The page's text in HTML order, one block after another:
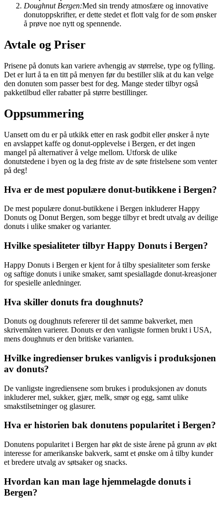
Doughnut Bergen:Med sin trendy atmosfære og innovative
donutoppskrifter, er dette stedet et flott valg for de som ønsker
å prøve noe nytt og spennende.
Avtale og Priser
Prisene på donuts kan variere avhengig av størrelse, type og fylling.
Det er lurt å ta en titt på menyen før du bestiller slik at du kan velge
den donuten som passer best for deg. Mange steder tilbyr også
pakketilbud eller rabatter på større bestillinger.
Oppsummering
Uansett om du er på utkikk etter en rask godbit eller ønsker å nyte
en avslappet kaffe og donut-opplevelse i Bergen, er det ingen
mangel på alternativer å velge mellom. Utforsk de ulike
donutstedene i byen og la deg friste av de søte fristelsene som venter
på deg!
Hva er de mest populære donut-butikkene i Bergen?
De mest populære donut-butikkene i Bergen inkluderer Happy
Donuts og Donut Bergen, som begge tilbyr et bredt utvalg av deilige
donuts i ulike smaker og varianter.
Hvilke spesialiteter tilbyr Happy Donuts i Bergen?
Happy Donuts i Bergen er kjent for å tilby spesialiteter som ferske
og saftige donuts i unike smaker, samt spesiallagde donut-kreasjoner
for spesielle anledninger.
Hva skiller donuts fra doughnuts?
Donuts og doughnuts refererer til det samme bakverket, men
skrivemåten varierer. Donuts er den vanligste formen brukt i USA,
mens doughnuts er den britiske varianten.
Hvilke ingredienser brukes vanligvis i produksjonen
av donuts?
De vanligste ingrediensene som brukes i produksjonen av donuts
inkluderer mel, sukker, gjær, melk, smør og egg, samt ulike
smakstilsetninger og glasurer.
Hva er historien bak donutens popularitet i Bergen?
Donutens popularitet i Bergen har økt de siste årene på grunn av økt
interesse for amerikanske bakverk, samt et ønske om å tilby kunder
et bredere utvalg av søtsaker og snacks.
Hvordan kan man lage hjemmelagde donuts i
Bergen?